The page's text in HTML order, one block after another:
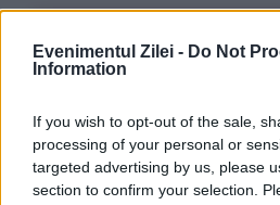
Evenimentul Zilei - Do Not
Information
If you wish to opt-out of the sale,
processing of your personal or
targeted advertising by us, please
section to confirm your selection.